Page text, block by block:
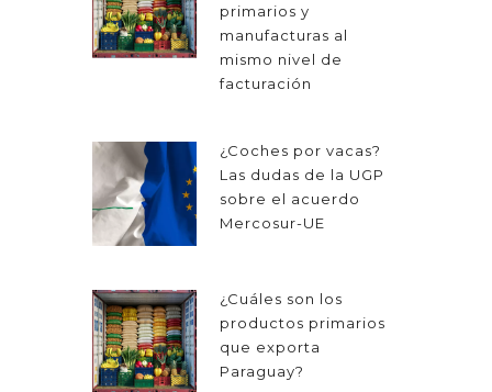
primarios y
manufacturas al
mismo nivel de
facturación
¿Coches por vacas?
Las dudas de la UGP
sobre el acuerdo
Mercosur-UE
¿Cuáles son los
productos primarios
que exporta
Paraguay?